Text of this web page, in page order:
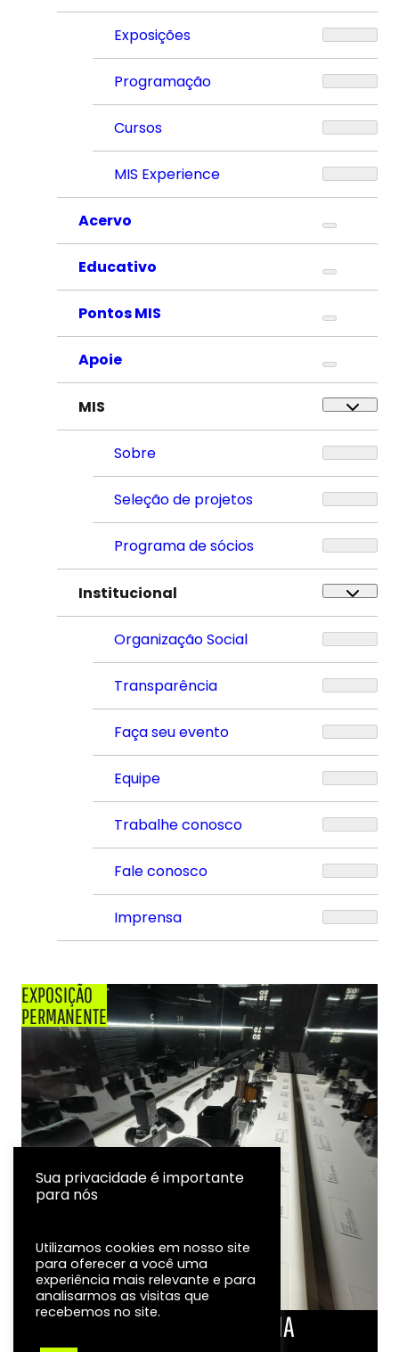
Exposições
Programação
Cursos
MIS Experience
Acervo
Educativo
Pontos MIS
Apoie
MIS
Sobre
Seleção de projetos
Programa de sócios
Institucional
Organização Social
Transparência
Faça seu evento
Equipe
Trabalhe conosco
Fale conosco
Imprensa
EXPOSIÇÃO
PERMANENTE
LINHA DO TEMPO DA FOTOGRAFIA
Sua privacidade é importante
para nós
Utilizamos cookies em nosso site
para oferecer a você uma
experiência mais relevante e para
analisarmos as visitas que
recebemos no site.